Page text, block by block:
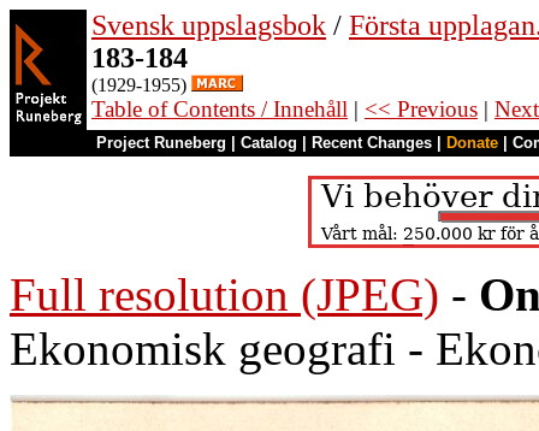
Svensk uppslagsbok / Första
183-184
(1929-1955)
Table of Contents / Innehåll | << Previous |
Project Runeberg Catalog Recent Changes Donate
Full resolution (JPEG) -
Ekonomisk geografi -